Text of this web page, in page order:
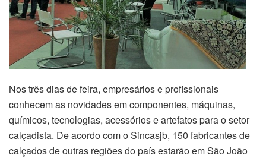
Nos três dias de feira, empresários e profissionais
conhecem as novidades em componentes, máquinas,
químicos, tecnologias, acessórios e artefatos para o setor
calçadista. De acordo com o Sincasjb, 150 fabricantes de
calçados de outras regiões do país estarão em São João